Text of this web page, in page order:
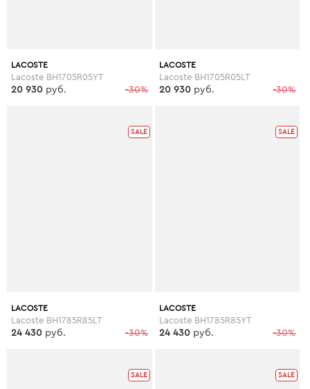
LACOSTE
Lacoste BH1705R05YT
-30%
20 930 руб.
LACOSTE
Lacoste BH1705R05LT
-30%
20 930 руб.
SALE
LACOSTE
Lacoste BH1785R85LT
-30%
24 430 руб.
SALE
LACOSTE
Lacoste BH1785R85YT
-30%
24 430 руб.
SALE SALE